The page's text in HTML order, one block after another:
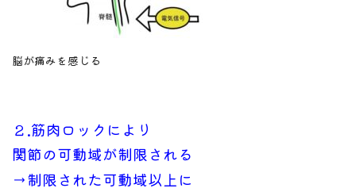
脳が痛みを感じる
２.筋肉ロックにより
関節の可動域が制限される
→制限された可動域以上に